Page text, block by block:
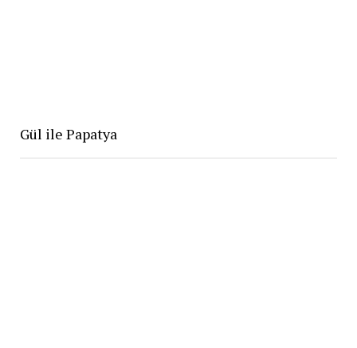
Gül ile Papatya